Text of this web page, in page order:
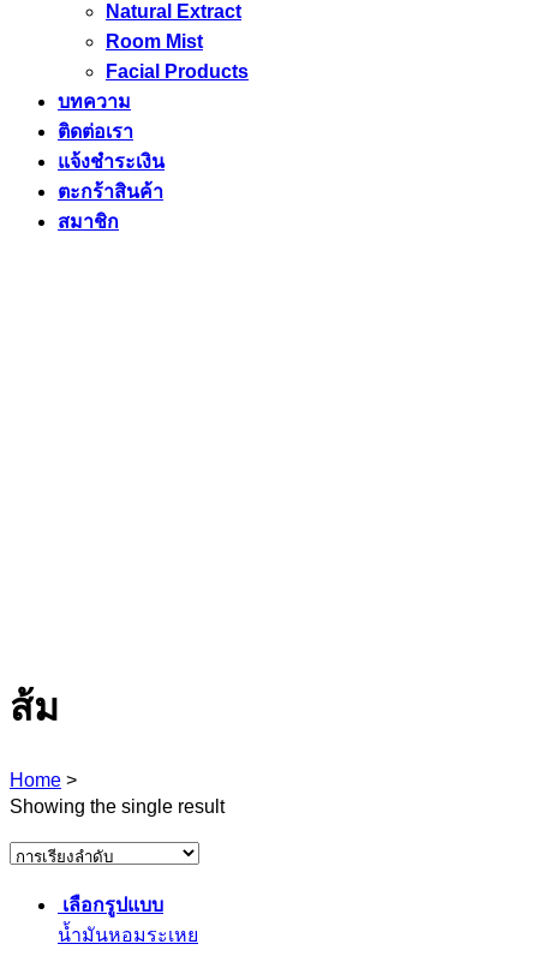
Natural Extract
Room Mist
Facial Products
บทความ
ติดต่อเรา
แจ้งชำระเงิน
ตะกร้าสินค้า
สมาชิก
ส้ม
Home >
Showing the single result
เลือกรูปแบบ
น้ำมันหอมระเหย